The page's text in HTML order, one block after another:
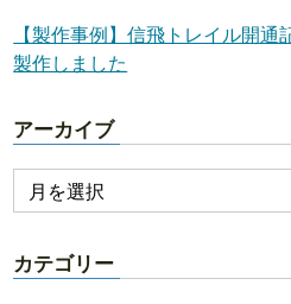
【製作事例】信飛トレイル開
製作しました
アーカイブ
カテゴリー